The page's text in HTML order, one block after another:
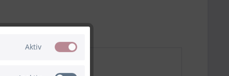
Aktiv